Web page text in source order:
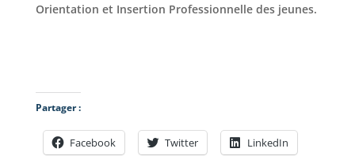
Orientation et Insertion Professionnelle des jeunes.
Partager :
Facebook Twitter LinkedIn